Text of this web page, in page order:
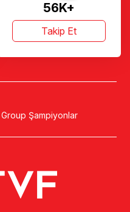
56K+
Takip Et
Şampiyonlar